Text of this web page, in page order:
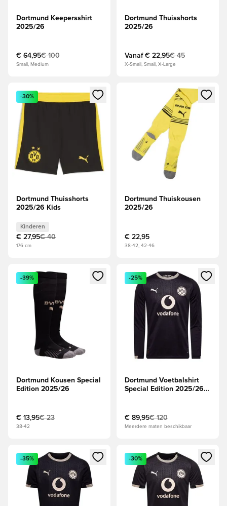
Dortmund Keepersshirt
2025/26
€ 64,95€ 100
Small, Medium
Dortmund Thuisshorts
2025/26
Vanaf € 22,95€ 45
X-Small, Small, X-Large
Opent een venster om in te loggen of je aan te melden als
-30%
Dortmund Thuisshorts
2025/26 Kids
Kinderen
€ 27,95€ 40
176 cm
Opent een venster om in te
Dortmund Thuiskousen
2025/26
€ 22,95
38-42, 42-46
Opent een venster om in te loggen of je aan te melden als
-39%
Dortmund Kousen Special
Edition 2025/26
€ 13,95€ 23
38-42
Opent een venster om in te
-25%
Dortmund Voetbalshirt
Special Edition 2025/26
€ 89,95€ 120
Meerdere maten beschikbaar
Opent een venster om in te loggen of je aan te melden als
-35%
Opent een venster om in te
-30%